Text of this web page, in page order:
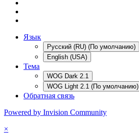
Язык
Русский (RU) (По умолчанию)
English (USA)
Тема
WOG Dark 2.1
WOG Light 2.1 (По умолчанию)
Обратная связь
Powered by Invision Community
×